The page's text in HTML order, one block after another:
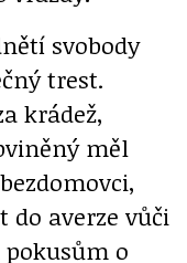
svobody
trest.
krádež,
měl
averze vůči
o